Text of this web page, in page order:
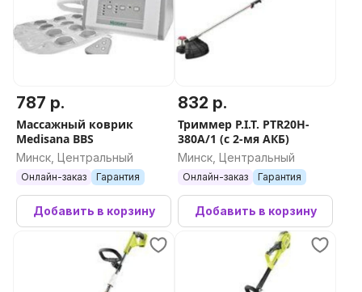
787 р.
Массажный коврик
Medisana BBS
Минск, Центральный
Онлайн-заказ Гарантия
Добавить в корзину
832 р.
Триммер P.I.T. PTR20H-
380A/1 (с 2-мя АКБ)
Минск, Центральный
Онлайн-заказ Гарантия
Добавить в корзину